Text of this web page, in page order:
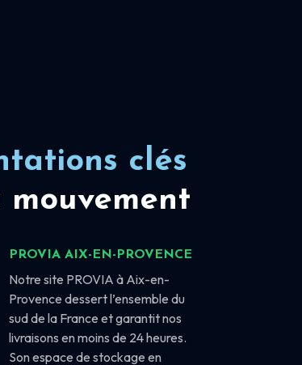
clés
PROVIA AIX-EN-PROVENCE
Notre site PROVIA à Aix-en-
Provence dessert l’ensemble du
sud de la France et garantit nos
livraisons en moins de 24 heures.
Son espace de stockage en